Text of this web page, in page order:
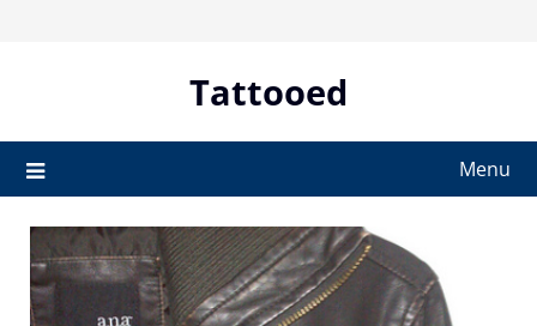
Tattooed
Menu